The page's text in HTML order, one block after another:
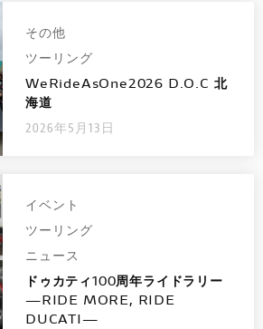
ター
ーション
その他
ツーリング
WeRideAsOne2026 D.O.C 北
海道
2026年5月13日
イベント
ツーリング
ニュース
ドゥカティ100周年ライドラリー
―RIDE MORE, RIDE
DUCATI―